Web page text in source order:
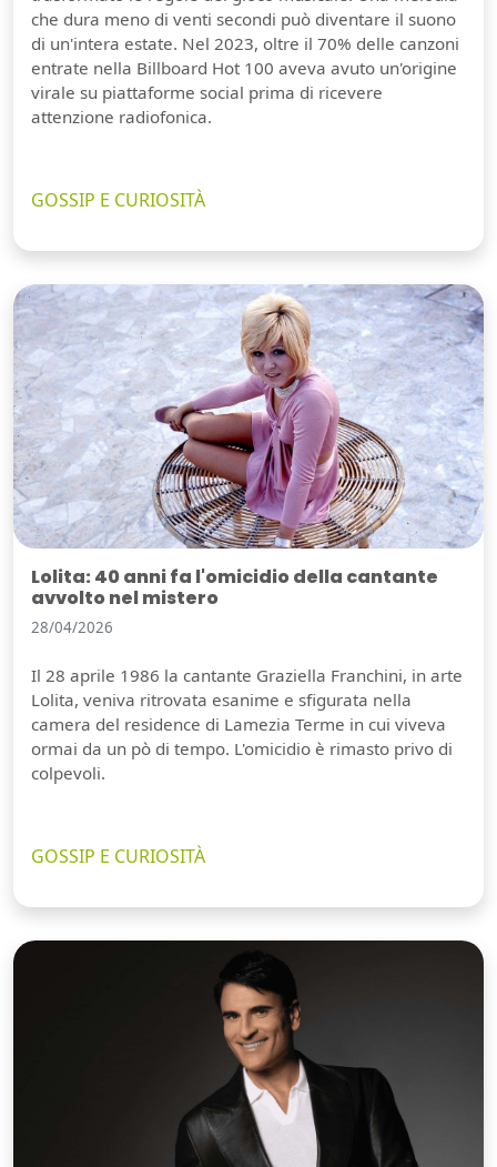
che dura meno di venti secondi può diventare il suono
di un'intera estate. Nel 2023, oltre il 70% delle canzoni
entrate nella Billboard Hot 100 aveva avuto un'origine
virale su piattaforme social prima di ricevere
attenzione radiofonica.
GOSSIP E CURIOSITÀ
Lolita: 40 anni fa l'omicidio della cantante
avvolto nel mistero
28/04/2026
Il 28 aprile 1986 la cantante Graziella Franchini, in arte
Lolita, veniva ritrovata esanime e sfigurata nella
camera del residence di Lamezia Terme in cui viveva
ormai da un pò di tempo. L'omicidio è rimasto privo di
colpevoli.
GOSSIP E CURIOSITÀ